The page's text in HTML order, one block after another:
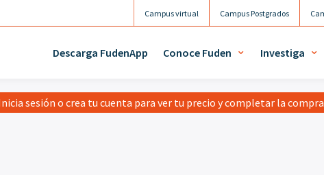
Campus Postgrados
Campus virtual
Descarga FudenApp Conoce Fuden Investiga
sesión o crea tu cuenta para ver tu precio y completar la